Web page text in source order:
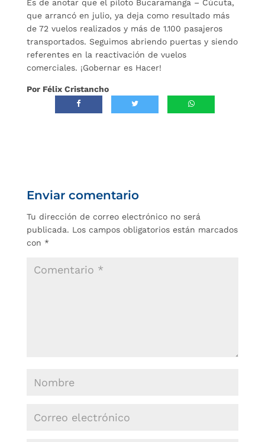
Es de anotar que el piloto Bucaramanga – Cúcuta,
que arrancó en julio, ya deja como resultado más
de 72 vuelos realizados y más de 1.100 pasajeros
transportados. Seguimos abriendo puertas y siendo
referentes en la reactivación de vuelos
comerciales. ¡Gobernar es Hacer!
Por Félix Cristancho
Enviar comentario
Tu dirección de correo electrónico no será
publicada. Los campos obligatorios están marcados
con *